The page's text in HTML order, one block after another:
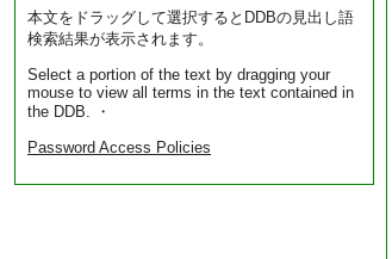
本文をドラッグして選択するとDDBの見出し語
検索結果が表示されます。
Select a portion of the text by dragging your
mouse to view all terms in the text contained in
the DDB. ・
Password Access Policies